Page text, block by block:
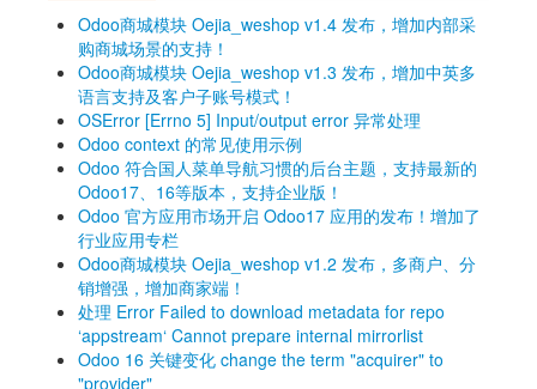
Odoo商城模块 Oejia_weshop v1.4 发布，增加内部采
购商城场景的支持！
Odoo商城模块 Oejia_weshop v1.3 发布，增加中英多
语言支持及客户子账号模式！
OSError [Errno 5] Input/output error 异常处理
Odoo context 的常见使用示例
Odoo 符合国人菜单导航习惯的后台主题，支持最新的
Odoo17、16等版本，支持企业版！
Odoo 官方应用市场开启 Odoo17 应用的发布！增加了
行业应用专栏
Odoo商城模块 Oejia_weshop v1.2 发布，多商户、分
销增强，增加商家端！
处理 Error Failed to download metadata for repo
‘appstream‘ Cannot prepare internal mirrorlist
Odoo 16 关键变化 change the term "acquirer" to
"provider"